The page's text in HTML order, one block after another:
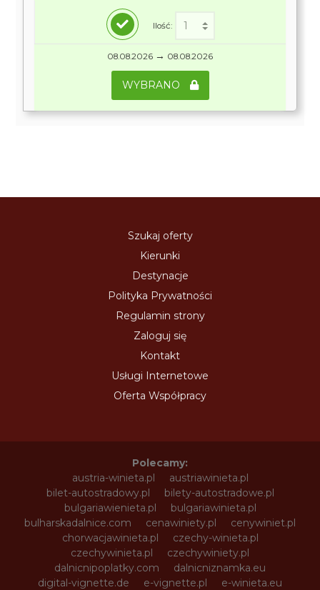
Ilość:
08.08.2026 → 08.08.2026
WYBRANO
Szukaj oferty
Kierunki
Destynacje
Polityka Prywatności
Regulamin strony
Zaloguj się
Kontakt
Usługi Internetowe
Oferta Współpracy
Polecamy:
austria-winieta.pl
austriawinieta.pl
bilet-autostradowy.pl
bilety-autostradowe.pl
bulgariawienieta.pl
bulgariawinieta.pl
bulharskadalnice.com
cenawiniety.pl
cenywiniet.pl
chorwacjawinieta.pl
czechy-winieta.pl
czechywinieta.pl
czechywiniety.pl
dalnicnipoplatky.com
dalnicniznamka.eu
digital-vignette.de
e-vignette.pl
e-winieta.eu